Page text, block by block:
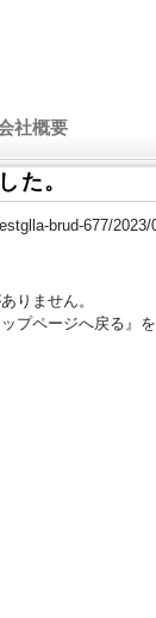
社概要
た。
brud-677/
りません。
プページへ戻る』を